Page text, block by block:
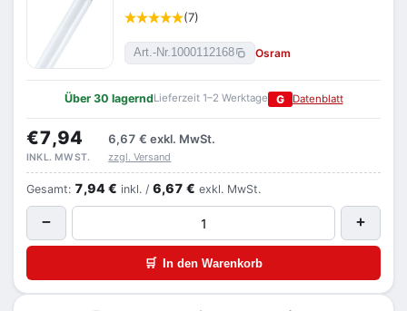
(7)
Art.-Nr.1000112168 Osram
Über 30 lagerndLieferzeit 1–2 Werktage G Datenblatt
€7,94 6,67 € exkl. MwSt.
INKL. MWST. zzgl. Versand
Gesamt: 7,94 € inkl. / 6,67 € exkl. MwSt.
− +
🛒 In den Warenkorb